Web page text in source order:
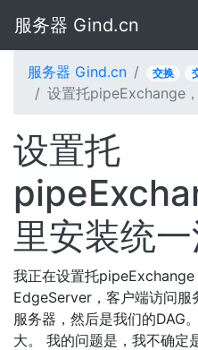
服务器 Gind.cn
服务器 Gind.cn 交换
设置托pipeExchange
设置托
里安装统一
我正在设置托pipeExchange
EdgeServer，客户端访问
服务器，然后是我们的DAG
大。 我的问题是，我不确定